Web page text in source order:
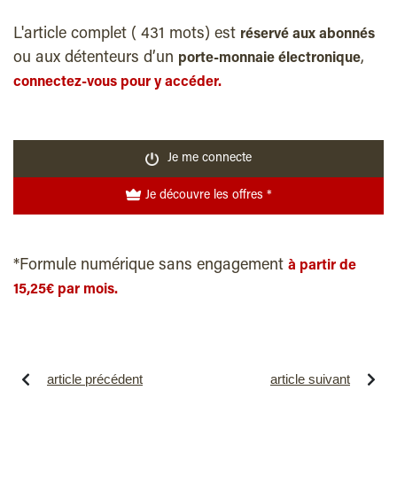
L'article complet ( 431 mots) est réservé aux abonnés
ou aux détenteurs d’un porte-monnaie électronique,
connectez-vous pour y accéder.
Je me connecte
Je découvre les offres *
*Formule numérique sans engagement à partir de
15,25€ par mois.
article précédent article suivant